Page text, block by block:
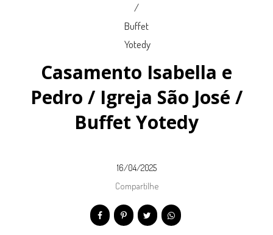
Casamento Isabella e
Pedro / Igreja São José /
Buffet Yotedy
16/04/2025
Compartilhe